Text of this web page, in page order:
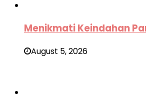
Menikmati Keindahan
August 5, 2026